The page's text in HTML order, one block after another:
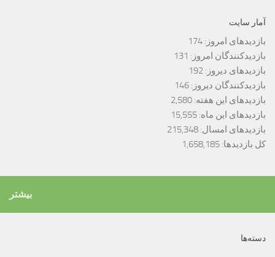
آمار سایت
بازدیدهای امروز: 174
بازدیدکنندگان امروز: 131
بازدیدهای دیروز: 192
بازدیدکنندگان دیروز: 146
بازدیدهای این هفته: 2,580
بازدیدهای این ماه: 15,555
بازدیدهای امسال: 215,348
کل بازدیدها: 1,658,185
بیشتر
دسته‌ها